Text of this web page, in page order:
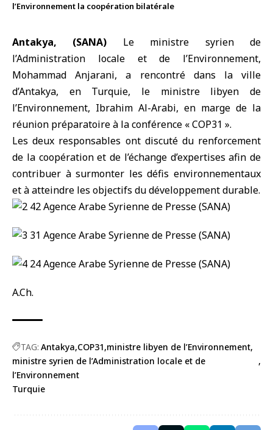
l’Environnement la coopération bilatérale
Antakya, (SANA) Le ministre syrien de
l’Administration locale et de l’Environnement,
Mohammad Anjarani, a rencontré dans la ville
d’Antakya, en Turquie, le ministre libyen de
l’Environnement, Ibrahim Al-Arabi, en marge de la
réunion préparatoire à la conférence «COP31 ».
Les deux responsables ont discuté du renforcement
de la coopération et de l’échange d’expertises afin de
contribuer à surmonter les défis environnementaux
et à atteindre les objectifs du développement durable.
A.Ch.
TAG: Antakya COP31 ministre libyen de l’Environnement
ministre syrien de l’Administration locale et de
l’Environnement
Turquie